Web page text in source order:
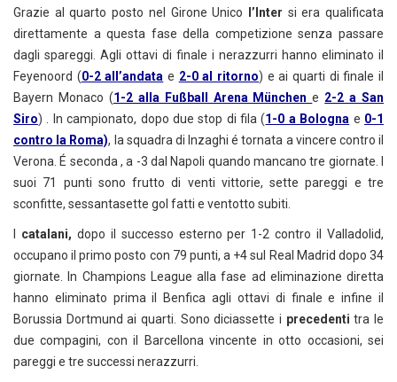
Grazie al quarto posto nel Girone Unico
l’Inter si era qualificata
direttamente a questa fase della competizione senza passare
dagli spareggi. Agli ottavi di finale i nerazzurri hanno eliminato il
Feyenoord (0-2 all’andata e 2-0 al ritorno) e ai quarti di finale il
Bayern Monaco (1-2 alla Fußball Arena Münchene 2-2 a San
Siro) . In campionato, dopo due stop di fila (1-0 a Bologna e 0-1
contro la Roma), la squadra di Inzaghi é tornata a vincere contro il
Verona. É seconda , a -3 dal Napoli quando mancano tre giornate. I
suoi 71 punti sono frutto di venti vittorie, sette pareggi e tre
sconfitte, sessantasette gol fatti e ventotto subiti.
catalani, dopo il successo esterno per 1-2 contro il Valladolid,
occupano il primo posto con 79 punti, a +4 sul Real Madrid dopo 34
giornate. In Champions League alla fase ad eliminazione diretta
hanno eliminato prima il Benfica agli ottavi di finale e infine il
Borussia Dortmund ai quarti. Sono diciassette i precedenti tra le
due compagini, con il Barcellona vincente in otto occasioni, sei
pareggi e tre successi nerazzurri.